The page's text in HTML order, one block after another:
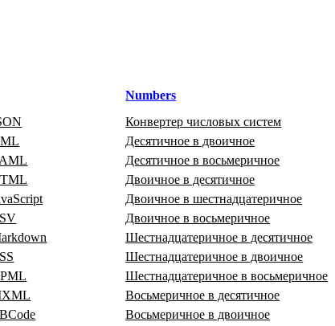
Numbers
Конвертер числовых систем
Десятичное в двоичное
Десятичное в восьмеричное
Двоичное в десятичное
Двоичное в шестнадцатеричное
Двоичное в восьмеричное
Шестнадцатеричное в десятичное
Шестнадцатеричное в двоичное
Шестнадцатеричное в восьмеричное
Восьмеричное в десятичное
Восьмеричное в двоичное